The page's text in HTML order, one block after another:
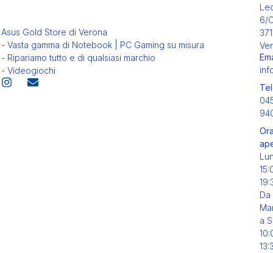
Asus Gold Store di Verona
- Vasta gamma di Notebook | PC Gaming su misura
- Ripariamo tutto e di qualsiasi marchio
- Videogiochi
6/
Da
a